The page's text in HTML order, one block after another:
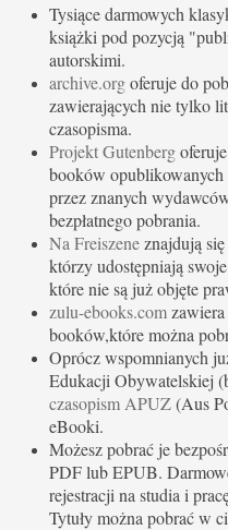
Tysiące darmowych
książki pod pozycją
autorskimi.
archive.orgoferuje do
zawierających nie tylko
czasopisma.
Projekt Gutenberg
booków
przez znanych
bezpłatnego pobrania.
Na Freiszeneznajdują
którzy udostępniają
które nie są już objęte
zulu-ebooks.com
booków,które można
Oprócz wspomnianych
Edukacji Obywatelskiej
czasopism APUZ(Aus
eBooki.
Możesz pobrać je
PDF lub EPUB.
rejestracji na studia i
Tytuły można pobrać w